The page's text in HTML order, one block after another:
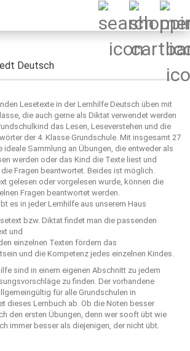
Deutsch
Lesetexte in der Lernhilfe Deutsch üben mit
die auch gerne als Diktat verwendet werden
das Lesen, Leseverstehen und die
der 4. Klasse Grundschule. Mit insgesamt 27
ideale Sammlung an Übungen, die entweder als
werden oder das Kind die Texte liest und
Fragen beantwortet. Beides ist möglich.
gelesen oder vorgelesen wurde, können die
Fragen beantwortet werden.
es in jeder Lernhilfe aus unserem Haus
bzw. Diktat findet man die passenden
und
einzelnen Texten fördern das
und die Kompetenz jedes einzelnen Kindes.
sind in einem eigenen Abschnitt zu jedem
zu finden. Der vorhandene
für alle Grundschulen in
dieses Lernbuch ab. Ob die Noten besser
den ersten Übungen, denn wer sooft übt wie
immer besser als diejenigen, der nicht übt.